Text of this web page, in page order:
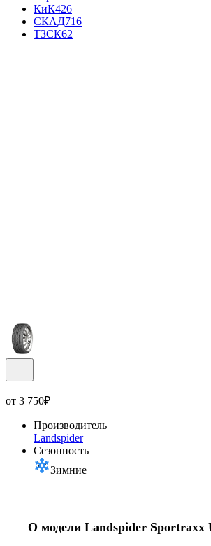
КиК426
СКАД716
ТЗСК62
от 3 750₽
Производитель
Landspider
Сезонность
Зимние
О модели Landspider Sportraxx